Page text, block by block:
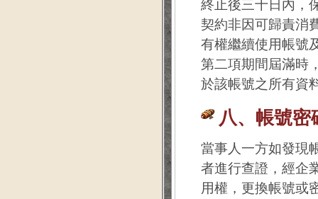
終止後三十日內，
契約非因可歸責消
有權繼續使用帳號
第二項期間屆滿時
於該帳號之所有資
八、帳號密
當事人一方如發現
者進行查證，經企
用權，更換帳號或